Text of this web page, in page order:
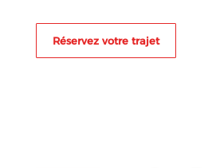
Réservez votre trajet